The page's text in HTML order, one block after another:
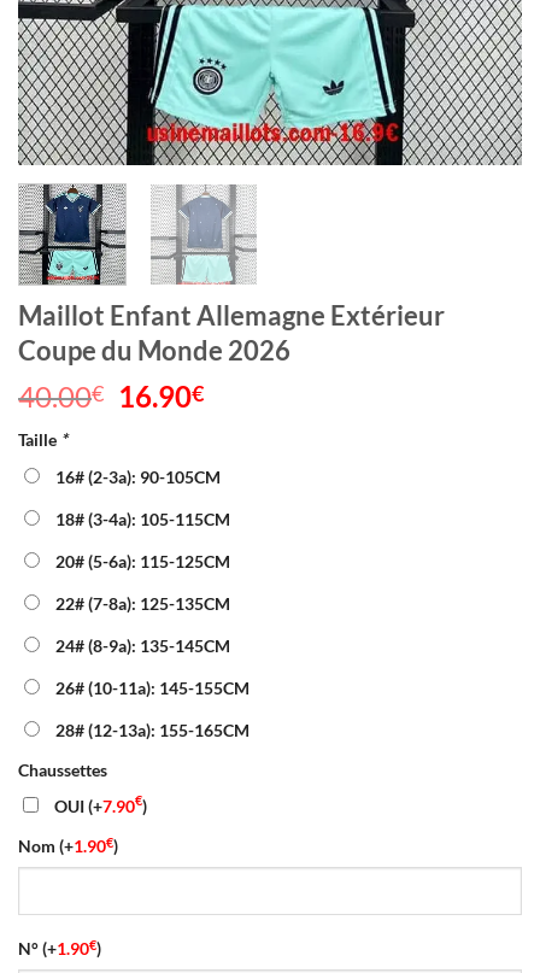
Maillot Enfant Allemagne Extérieur
Coupe du Monde 2026
40.00€
Le
était :
40.00€.
16.90€
est :
16.90€.
Taille *
16# (2-3a): 90-105CM
18# (3-4a): 105-115CM
20# (5-6a): 115-125CM
22# (7-8a): 125-135CM
24# (8-9a): 135-145CM
26# (10-11a): 145-155CM
28# (12-13a): 155-165CM
Chaussettes
OUI(+7.90€)
Nom (+1.90€)
N°(+1.90€)